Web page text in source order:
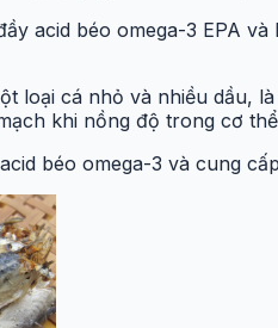
acid béo omega-3 EPA
loại cá nhỏ và nhiều dầu,
khi nồng độ trong cơ
béo omega-3 và cung